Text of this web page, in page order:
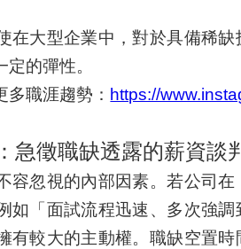
在大型企業中，對於具備稀
的彈性。
職涯趨勢： https://
急徵職缺透露的薪資談
容忽視的內部因素。若公司
如「面試流程迅速、多次強
有較大的主動權。職缺空置